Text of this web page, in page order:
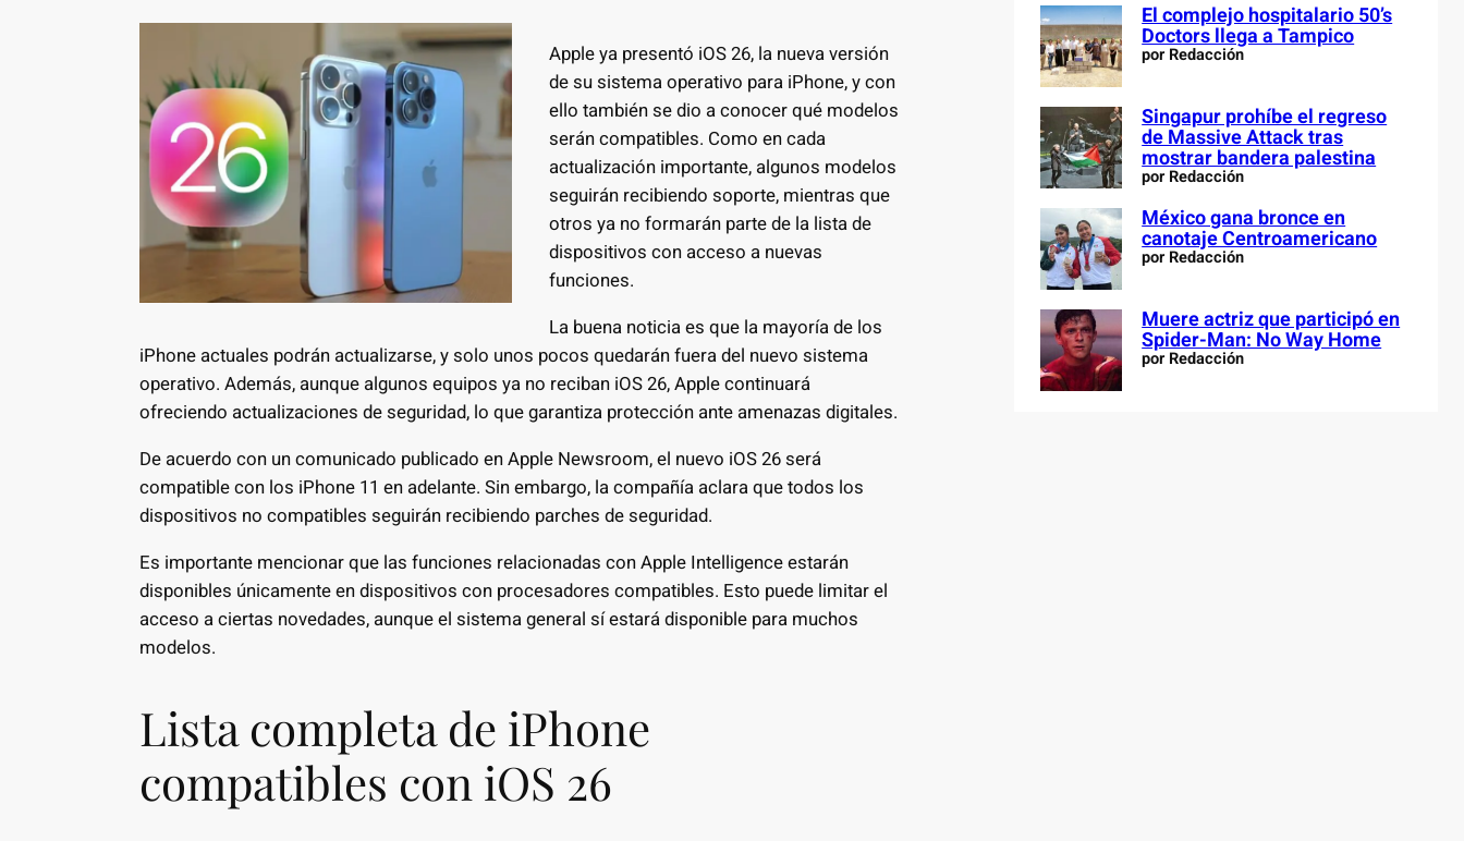
Apple ya presentó iOS 26, la nueva versión
de su sistema operativo para iPhone, y con
ello también se dio a conocer qué modelos
serán compatibles. Como en cada
actualización importante, algunos modelos
seguirán recibiendo soporte, mientras que
otros ya no formarán parte de la lista de
dispositivos con acceso a nuevas
funciones.
La buena noticia es que la mayoría de los
iPhone actuales podrán actualizarse, y solo unos pocos quedarán fuera del nuevo sistema
operativo. Además, aunque algunos equipos ya no reciban iOS 26, Apple continuará
ofreciendo actualizaciones de seguridad, lo que garantiza protección ante amenazas digitales.
De acuerdo con un comunicado publicado en Apple Newsroom, el nuevo iOS 26 será
compatible con los iPhone 11 en adelante. Sin embargo, la compañía aclara que todos los
dispositivos no compatibles seguirán recibiendo parches de seguridad.
Es importante mencionar que las funciones relacionadas con Apple Intelligence estarán
disponibles únicamente en dispositivos con procesadores compatibles. Esto puede limitar el
acceso a ciertas novedades, aunque el sistema general sí estará disponible para muchos
modelos.
Lista completa de iPhone
compatibles con iOS 26
El complejo hospitalario 50’s
Doctors llega a Tampico
por Redacción
Singapur prohíbe el regreso
de Massive Attack tras
mostrar bandera palestina
por Redacción
México gana bronce en
canotaje Centroamericano
por Redacción
Muere actriz que participó en
Spider-Man: No Way Home
por Redacción